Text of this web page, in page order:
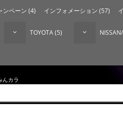
ンペーン (4) インフォメーション (57)
TOYOTA (5)
んカラ